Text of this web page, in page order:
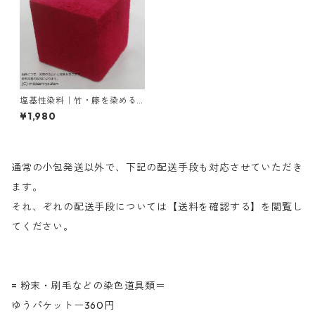
塩基性染料｜竹・籐を染める
｜20g｜塩基性レット（赤色
系）
¥1,980
通常の小包発送以外で、下記の配送手段も対応させていただき
ます。
それ、ぞれの配送手段については【送料を確認する】を閲覧し
てください。
= 粉末・刷毛などの染色道具類＝
ゆうパケットー360円